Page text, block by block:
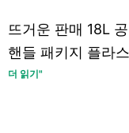
뜨거운 판매 18L
핸들 패키지 플라
더 읽기"